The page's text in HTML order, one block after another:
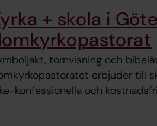
+ skola i
tornvisning och
erbjuder till
konfessionella och